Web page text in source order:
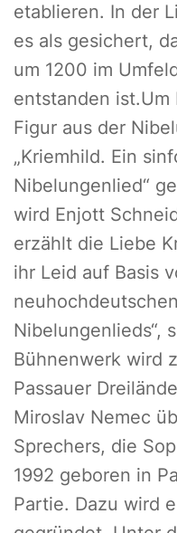
etablieren. In der
es als gesichert,
um 1200 im
entstanden
Figur aus der
„Kriemhild. Ein
Nibelungenlied“
wird Enjott
erzählt die Liebe
ihr Leid auf Basis
Nibelungenlieds“,
Bühnenwerk wird
Passauer
Miroslav Nemec
Sprechers, die
1992 geboren in
Partie. Dazu wird